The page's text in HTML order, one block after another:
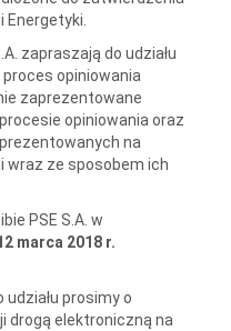
zapraszają do udziału
opiniowania
zaprezentowane
opiniowania oraz
na
ze sposobem ich
PSE S.A. w
marca 2018 r.
udziału prosimy o
drogą elektroniczną na